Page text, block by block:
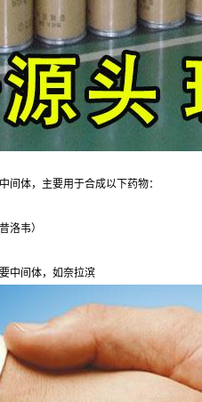
间体，主要用于合成以下药物：
洛韦）
中间体，如奈拉滨